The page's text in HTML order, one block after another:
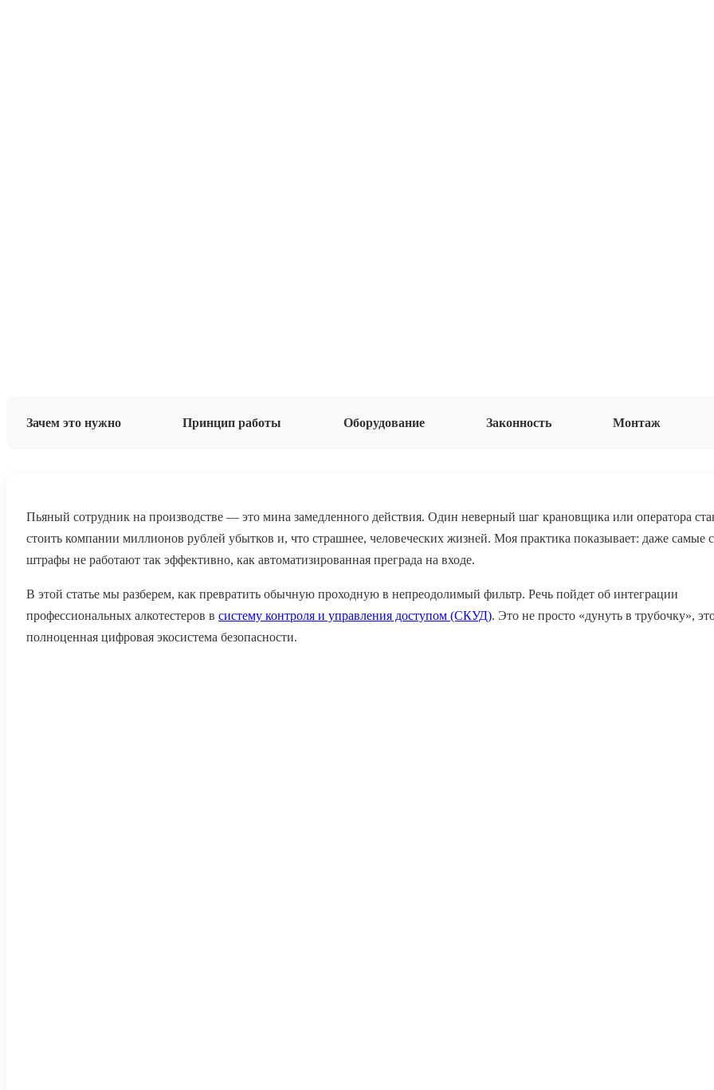
Зачем это нужно Принцип работы Оборудование Законность Монтаж
Пьяный сотрудник на производстве — это мина замедленного действия. Один неверный шаг крановщика или оператора
стоить компании миллионов рублей убытков и, что страшнее, человеческих жизней. Моя практика показывает: даже самые
штрафы не работают так эффективно, как автоматизированная преграда на входе.
В этой статье мы разберем, как превратить обычную проходную в непреодолимый фильтр. Речь пойдет об интеграции
профессиональных алкотестеров в систему контроля и управления доступом (СКУД). Это не просто «дунуть в трубочку»,
полноценная цифровая экосистема безопасности.